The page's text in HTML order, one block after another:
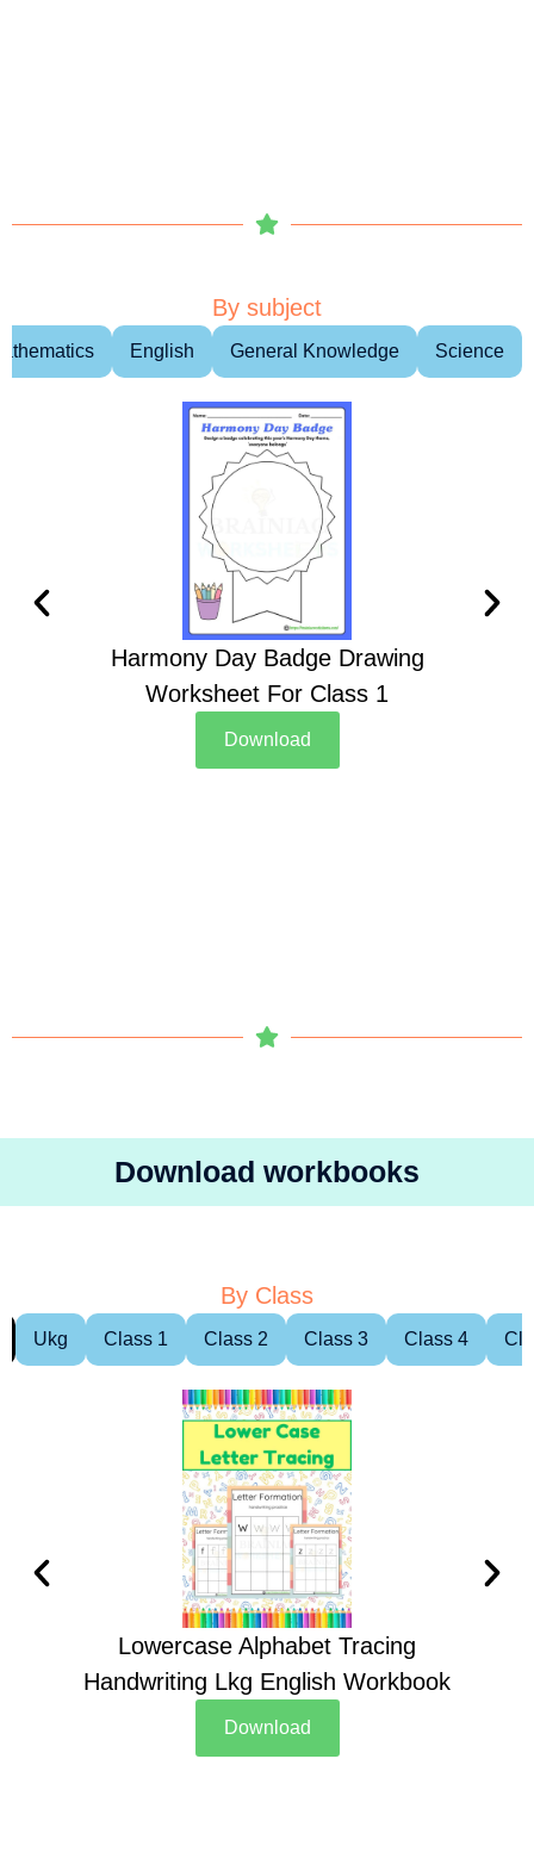
By subject
English General Knowledge Science
Harmony Day Badge Drawing
Worksheet For Class 1
Download
Download workbooks
By Class
Ukg Class 1 Class 2 Class 3 Class 4
Lowercase Alphabet Tracing
Handwriting Lkg English Workbook
Download